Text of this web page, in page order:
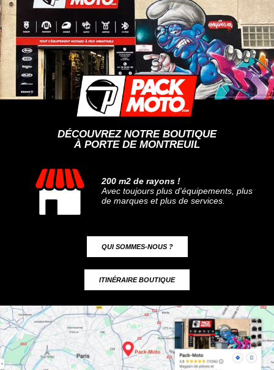
DÉCOUVREZ NOTRE BOUTIQUE
À PORTE DE MONTREUIL
200 m2 de rayons !
Avec toujours plus d'équipements, plus
de marques et plus de services.
QUI SOMMES-NOUS ?
ITINÉRAIRE BOUTIQUE